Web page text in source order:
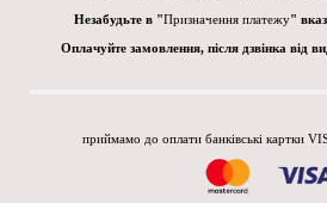
Незабудьте в "Призначення платежу"
Оплачуйте замовлення, після дзвінка
приймамо до оплати банківські картки